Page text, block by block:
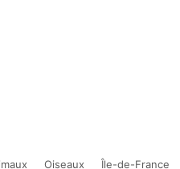
Oiseaux Île-de-France